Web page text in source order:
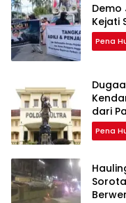
Demo
Kejati
Pena
dari
Pena